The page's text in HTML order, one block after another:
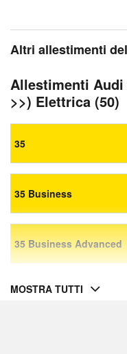
Altri allestimenti
Allestimenti Audi
>>) Elettrica (50)
35
35 Business
35 Business Advanced
MOSTRA TUTTI